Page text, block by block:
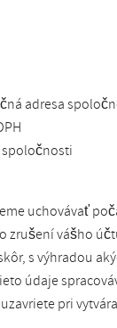
adresa
spoločnosti
uchovávať
zrušení vášho
s výhradou
údaje
pri